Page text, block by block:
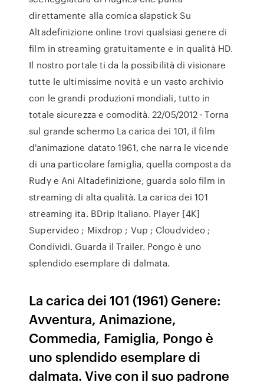
direttamente alla comica slapstick Su
Altadefinizione online trovi qualsiasi genere di
film in streaming gratuitamente e in qualità HD.
Il nostro portale ti da la possibilità di visionare
tutte le ultimissime novità e un vasto archivio
con le grandi produzioni mondiali, tutto in
totale sicurezza e comodità. 22/05/2012 · Torna
sul grande schermo La carica dei 101, il film
d'animazione datato 1961, che narra le vicende
di una particolare famiglia, quella composta da
Rudy e Ani Altadefinizione, guarda solo film in
streaming di alta qualità. La carica dei 101
streaming ita. BDrip Italiano. Player [4K]
Supervideo ; Mixdrop ; Vup ; Cloudvideo ;
Condividi. Guarda il Trailer. Pongo è uno
splendido esemplare di dalmata.
La carica dei 101 (1961) Genere:
Avventura, Animazione,
Commedia, Famiglia, Pongo è
uno splendido esemplare di
dalmata. Vive con il suo padrone